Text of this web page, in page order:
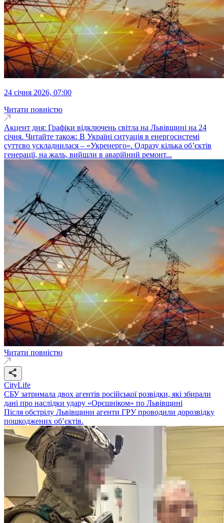
24 січня 2026, 07:00
Читати повністю
Акцент дня: Графіки відключень світла на Львівщині на 24
січня. Читайте також: В Україні ситуація в енергосистемі
суттєво ускладнилася – «Укренерго». Одразу кілька об’єктів
генерації, на жаль, вийшли в аварійний ремонт...
Читати повністю
CityLife
СБУ затримала двох агентів російської розвідки, які збирали
дані про наслідки удару «Орєшніком» по Львівщині
Після обстрілу Львівщини агенти ГРУ проводили дорозвідку
пошкоджених об’єктів.